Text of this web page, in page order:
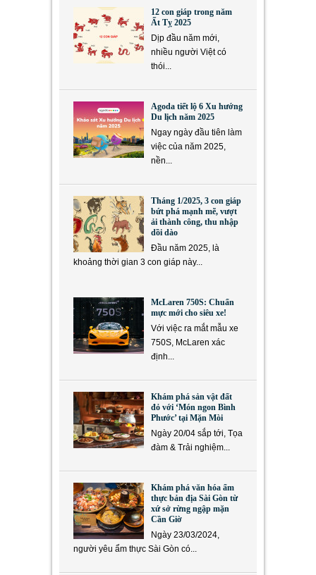
12 con giáp trong năm
Ất Tỵ 2025
Dịp đầu năm mới,
nhiều người Việt có
thói...
Agoda tiết lộ 6 Xu hướng
Du lịch năm 2025
Ngay ngày đầu tiên làm
việc của năm 2025,
nền...
Tháng 1/2025, 3 con giáp
bứt phá mạnh mẽ, vượt
ải thành công, thu nhập
dồi dào
Đầu năm 2025, là
khoảng thời gian 3 con giáp này...
McLaren 750S: Chuẩn
mực mới cho siêu xe!
Với việc ra mắt mẫu xe
750S, McLaren xác
định...
Khám phá sản vật đất
đỏ với ‘Món ngon Bình
Phước’ tại Mặn Mòi
Ngày 20/04 sắp tới, Tọa
đàm & Trải nghiệm...
Khám phá văn hóa ẩm
thực bản địa Sài Gòn từ
xứ sở rừng ngập mặn
Cần Giờ
Ngày 23/03/2024,
người yêu ẩm thực Sài Gòn có...